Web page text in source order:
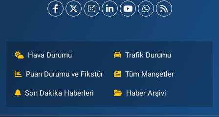
Hava Durumu Trafik Durumu
Puan Durumu ve Fikstür Tüm Manşetler
Son Dakika Haberleri Haber Arşivi